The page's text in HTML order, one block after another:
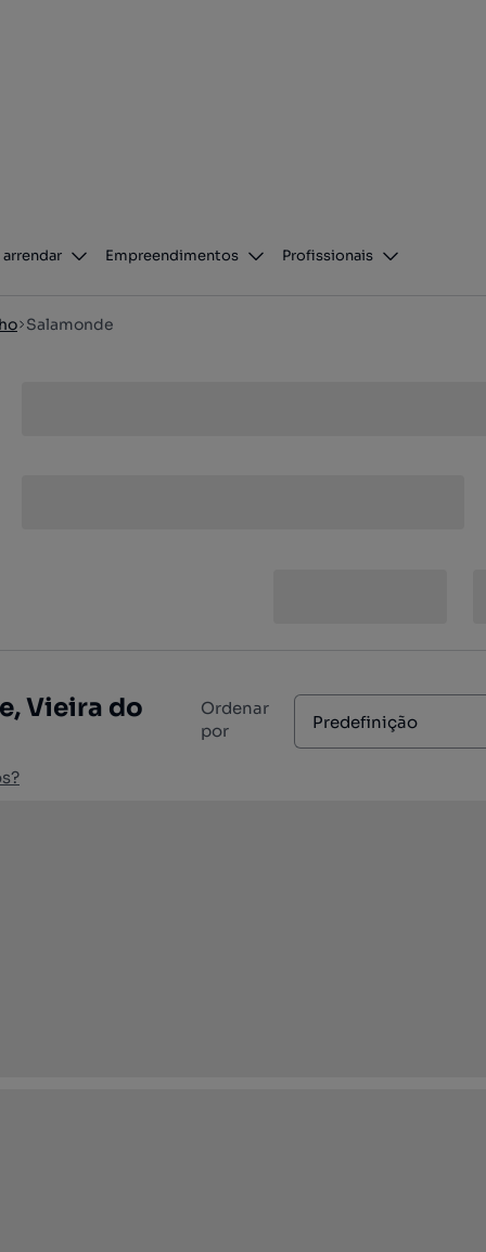
arrendar Empreendimentos Profissionais
Salamonde
Vieira do
Ordenar
por
Predefinição